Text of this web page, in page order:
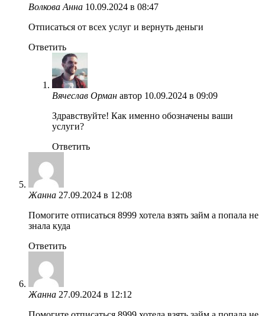
Волкова Анна 10.09.2024 в 08:47
Отписаться от всех услуг и вернуть деньги
Ответить
Вячеслав Орман автор 10.09.2024 в 09:09
Здравствуйте! Как именно обозначены ваши
услуги?
Ответить
Жанна 27.09.2024 в 12:08
Помогите отписаться 8999 хотела взять займ а попала не
знала куда
Ответить
Жанна 27.09.2024 в 12:12